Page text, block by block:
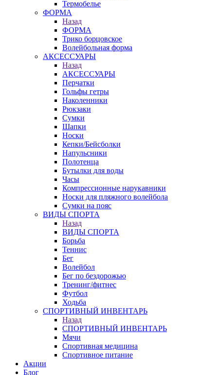
Термобелье
ФОРМА
Назад
ФОРМА
Трико борцовское
Волейбольная форма
АКСЕССУАРЫ
Назад
АКСЕССУАРЫ
Перчатки
Гольфы гетры
Наколенники
Рюкзаки
Сумки
Шапки
Носки
Кепки/Бейсболки
Напульсники
Полотенца
Бутылки для воды
Часы
Компрессионные нарукавники
Носки для пляжного волейбола
Сумки на пояс
ВИДЫ СПОРТА
Назад
ВИДЫ СПОРТА
Борьба
Теннис
Бег
Волейбол
Бег по бездорожью
Тренинг/фитнес
Футбол
Ходьба
СПОРТИВНЫЙ ИНВЕНТАРЬ
Назад
СПОРТИВНЫЙ ИНВЕНТАРЬ
Мячи
Спортивная медицина
Спортивное питание
Акции
Блог